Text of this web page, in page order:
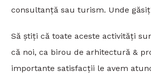
consultanță sau turism. Unde
Să știți că toate aceste activități
că noi, ca birou de arhitectură &
importante satisfacții le avem